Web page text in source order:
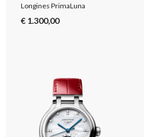
Longines PrimaLuna
€ 1.300,00